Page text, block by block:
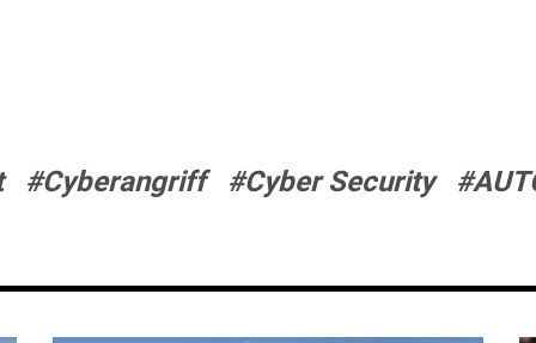
#Cyberangriff #Cyber Security